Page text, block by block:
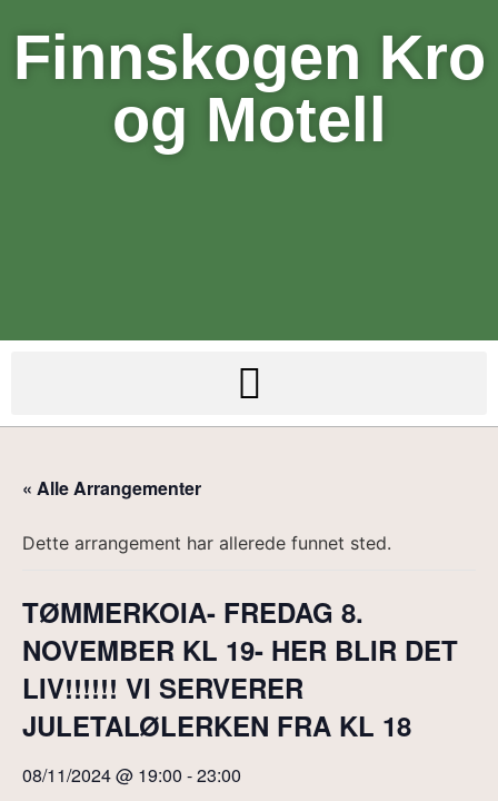
Finnskogen Kro
og Motell
« Alle Arrangementer
Dette arrangement har allerede funnet sted.
TØMMERKOIA- FREDAG 8.
NOVEMBER KL 19- HER BLIR DET
LIV!!!!!! VI SERVERER
JULETALØLERKEN FRA KL 18
08/11/2024 @ 19:00 -23:00